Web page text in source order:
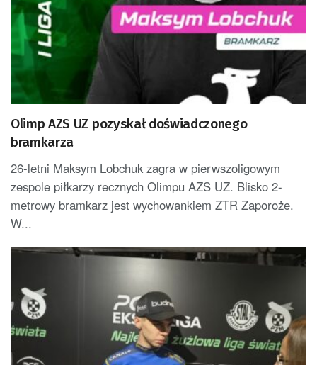
Olimp AZS UZ pozyskał doświadczonego
bramkarza
26-letni Maksym Lobchuk zagra w pierwszoligowym
zespole piłkarzy recznych Olimpu AZS UZ. Blisko 2-
metrowy bramkarz jest wychowankiem ZTR Zaporoże.
W...